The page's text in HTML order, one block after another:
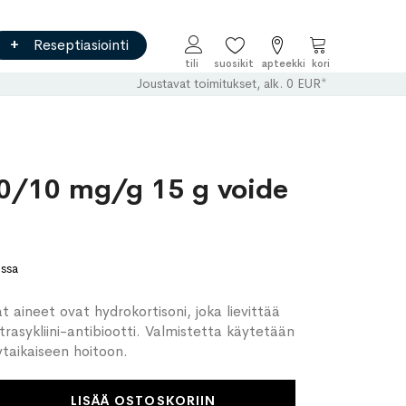
Reseptiasiointi
Ostoskori
Joustavat toimitukset, alk. 0 EUR*
10 mg/g 15 g voide
aineet ovat hydrokortisoni, joka lievittää
antibiootti. Valmistetta käytetään
hoitoon.
LISÄÄ OSTOSKORIIN